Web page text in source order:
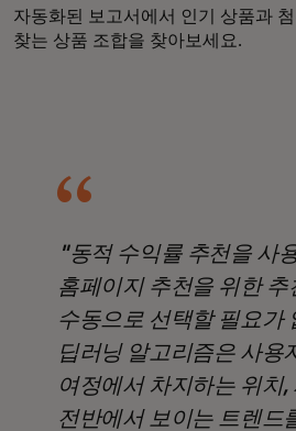
자동화된 보고서에서 인기 상품과
찾는 상품 조합을 찾아보세요.
"동적 수익률 추천을 사
홈페이지 추천을 위한 추
수동으로 선택할 필요가
딥러닝 알고리즘은 사용
여정에서 차지하는 위치,
전반에서 보이는 트렌드